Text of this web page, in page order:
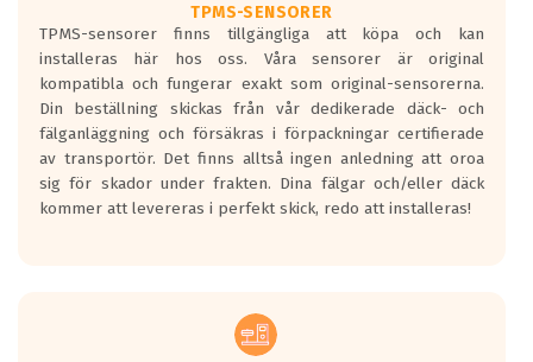
TPMS-SENSORER
TPMS-sensorer finns tillgängliga att köpa och kan
installeras här hos oss. Våra sensorer är original
kompatibla och fungerar exakt som original-sensorerna.
Din beställning skickas från vår dedikerade däck- och
fälganläggning och försäkras i förpackningar certifierade
av transportör. Det finns alltså ingen anledning att oroa
sig för skador under frakten. Dina fälgar och/eller däck
kommer att levereras i perfekt skick, redo att installeras!